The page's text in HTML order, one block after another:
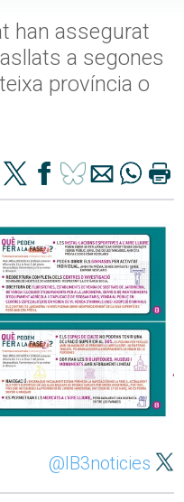
han assegurat
a segones
província o
@IB3noticies